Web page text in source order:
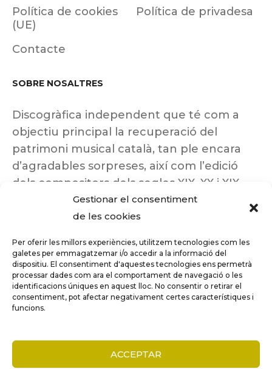
Gestionar el consentiment
de les cookies
Per oferir les millors experiències, utilitzem tecnologies com les
galetes per emmagatzemar i/o accedir a la informació del
dispositiu. El consentiment d'aquestes tecnologies ens permetrà
processar dades com ara el comportament de navegació o les
identificacions úniques en aquest lloc. No consentir o retirar el
consentiment, pot afectar negativament certes característiques i
funcions.
ACCEPTAR
Política de cookies
(UE)
Política de privadesa
Contacte
SOBRE NOSALTRES
Discogràfica independent que té com a
objectiu principal la recuperació del
patrimoni musical català, tan ple encara
d’agradables sorpreses, així com l’edició
dels compositors dels segles XIX, XX i XIX
insuficientment coneguts.
Tots els drets reservats a ©Columna
Música.
COMPARE (0)